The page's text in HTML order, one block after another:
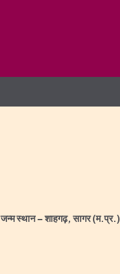
जन्‍मस्थान– शाहगढ़, सागर (म.प्र.)